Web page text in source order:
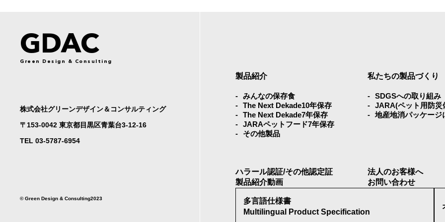
GDAC
Green Design & Consulting
株式会社グリーンデザイン＆コンサルティング
〒153-0042 東京都目黒区青葉台3-12-16
TEL 03-5787-6954
©︎ Green Design & Consulting2023
製品紹介
みんなの保存⾷
The Next Dekade10年保存
The Next Dekade7年保存
JARAペットフード7年保存
その他製品
私たちの製品づくり
SDGSへの取り組み
JARA(ペット⽤防災
地産地消パッケージ
ハラール認証/その他認定証
法人のお客様へ
製品紹介動画
お問い合わせ
多言語仕様書
Multilingual Product Specification